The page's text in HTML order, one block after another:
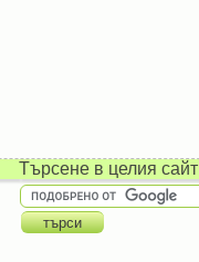
Търсене в целия сайт